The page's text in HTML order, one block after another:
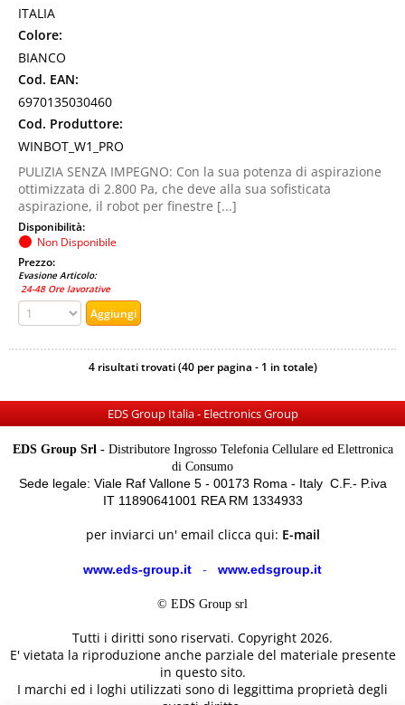
ITALIA
Colore:
BIANCO
Cod. EAN:
6970135030460
Cod. Produttore:
WINBOT_W1_PRO
PULIZIA SENZA IMPEGNO: Con la sua potenza di aspirazione
ottimizzata di 2.800 Pa, che deve alla sua sofisticata
aspirazione, il robot per finestre [...]
Disponibilità:
Non Disponibile
Prezzo:
Evasione Articolo:
24-48 Ore lavorative
4 risultati trovati (40 per pagina - 1 in totale)
EDS Group Italia - Electronics Group
EDS Group Srl -Distributore Ingrosso Telefonia Cellulare ed Elettronica
di Consumo
Sede legale: Viale Raf Vallone 5 - 00173 Roma - Italy C.F.- P.iva
IT 11890641001 REA RM 1334933
per inviarci un' email clicca qui: E-mail
www.eds-group.it - www.edsgroup.it
© EDS Group srl
Tutti i diritti sono riservati. Copyright 2026.
E' vietata la riproduzione anche parziale del materiale presente
in questo sito.
I marchi ed i loghi utilizzati sono di leggittima proprietà degli